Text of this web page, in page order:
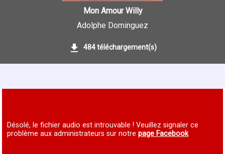
Mon Amour Willy
Adolphe Dominguez
484 téléchargement(s)
Désolé, le fichier audio est introuvable ! Veuillez signaler ce
problème aux administrateurs sur notrepage Facebook